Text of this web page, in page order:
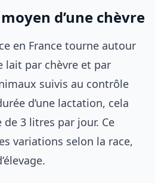
d’une chèvre
en France tourne autour
lait par chèvre et par
suivis au contrôle
d’une lactation, cela
3 litres par jour. Ce
variations selon la race,